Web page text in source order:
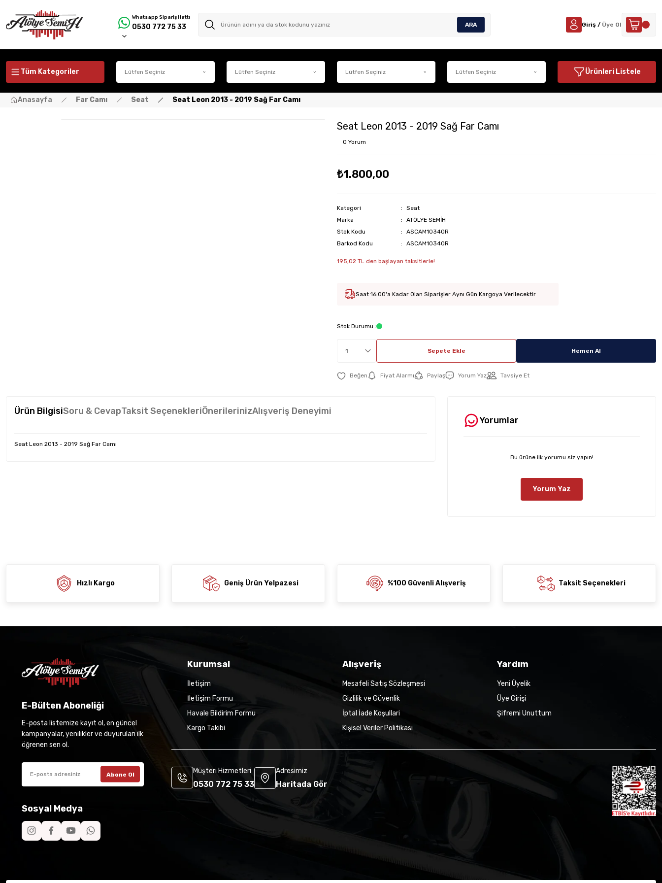
Whatsapp Sipariş Hattı
0530 772 75 33 ARA Giriş / Üye Ol
Tüm Kategoriler Ürünleri Listele
Anasayfa Far Camı Seat Seat Leon 2013 - 2019 Sağ Far Camı
Seat Leon 2013 - 2019 Sağ Far Camı
0 Yorum
₺1.800,00
Kategori
Seat
Marka
ATÖLYE SEMİH
Stok Kodu
ASCAM10340R
Barkod Kodu
ASCAM10340R
195,02 TL den başlayan taksitlerle!
Saat 16:00'a Kadar Olan Siparişler Aynı Gün Kargoya Verilecektir
Stok Durumu :
Sepete Ekle Hemen Al
Fiyat Alarmı Paylaş Yorum Yaz Tavsiye Et
Ürün BilgisiSoru & CevapTaksit SeçenekleriÖnerilerinizAlışveriş Deneyimi
Seat Leon 2013 - 2019 Sağ Far Camı
Gönder
Yorumlar
Bu ürüne ilk yorumu siz yapın!
Yorum Yaz
Hızlı Kargo Geniş Ürün Yelpazesi %100 Güvenli Alışveriş Taksit Seçenekleri
E-Bülten Aboneliği
E-posta listemize kayıt ol, en güncel
kampanyalar, yenilikler ve duyuruları ilk
öğrenen sen ol.
Abone Ol
Sosyal Medya
Kurumsal
İletişim
İletişim Formu
Havale Bildirim Formu
Kargo Takibi
Alışveriş
Mesafeli Satış Sözleşmesi
Gizlilik ve Güvenlik
İptal İade Koşullari
Kişisel Veriler Politikası
Yardım
Yeni Üyelik
Üye Girişi
Şifremi Unuttum
Müşteri Hizmetleri
0530 772 75 33
Adresimiz
Haritada Gör